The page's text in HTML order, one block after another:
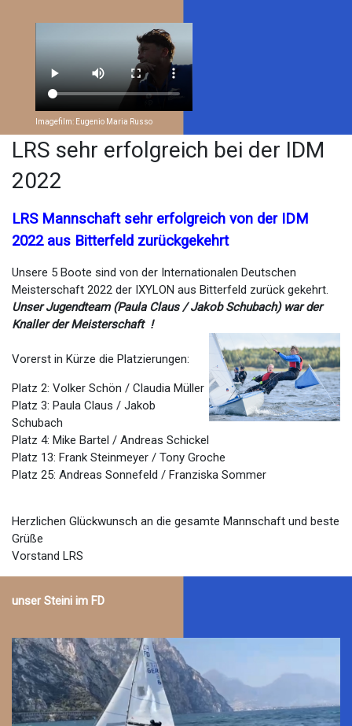
Imagefilm: Eugenio Maria Russo
LRS sehr erfolgreich bei der IDM
2022
LRS Mannschaft sehr erfolgreich von der IDM
2022 aus Bitterfeld zurückgekehrt
Unsere 5 Boote sind von der Internationalen Deutschen
Meisterschaft 2022 der IXYLON aus Bitterfeld zurück gekehrt.
Unser Jugendteam (Paula Claus / Jakob Schubach) war der
Knaller der Meisterschaft !
Vorerst in Kürze die Platzierungen:
Platz 2: Volker Schön / Claudia Müller
Platz 3: Paula Claus / Jakob
Schubach
Platz 4: Mike Bartel / Andreas Schickel
Platz 13: Frank Steinmeyer / Tony Groche
Platz 25: Andreas Sonnefeld / Franziska Sommer
Herzlichen Glückwunsch an die gesamte Mannschaft und beste
Grüße
Vorstand LRS
unser Steini im FD